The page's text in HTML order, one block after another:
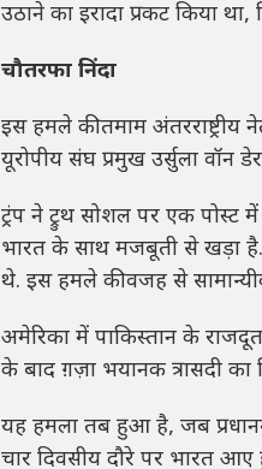
उठाने का इरादा प्रकट किया
चौतरफा निंदा
इस हमले की तमाम अंतरराष्ट्रीय
यूरोपीय संघ प्रमुख उर्सुला वॉन
ट्रंप ने ट्रुथ सोशल पर एक
भारत के साथ मजबूती से खड़ा है.
थे. इस हमले की वजह से
अमेरिका में पाकिस्तान के
के बाद ग़ज़ा भयानक त्रासदी
यह हमला तब हुआ है, जब
चार दिवसीय दौरे पर भारत आए